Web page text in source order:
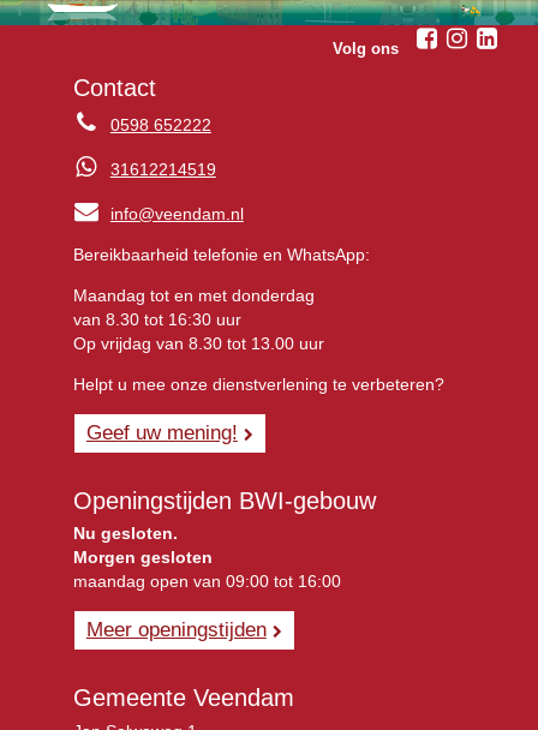
Volg ons
Contact
0598 652222
31612214519
info@veendam.nl
Bereikbaarheid telefonie en WhatsApp:
Maandag tot en met donderdag
van 8.30 tot 16:30 uur
Op vrijdag van 8.30 tot 13.00 uur
Helpt u mee onze dienstverlening te verbeteren?
Geef uw mening!
Openingstijden BWI-gebouw
Nu gesloten.
Morgen gesloten
maandag open van 09:00 tot 16:00
Meer openingstijden
Gemeente Veendam